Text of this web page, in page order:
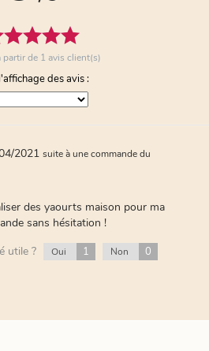
partir de 1 avis client(s)
des avis :
2021 suite à une commande du
des yaourts maison pour ma
sans hésitation !
utile ?
Oui 1 Non 0